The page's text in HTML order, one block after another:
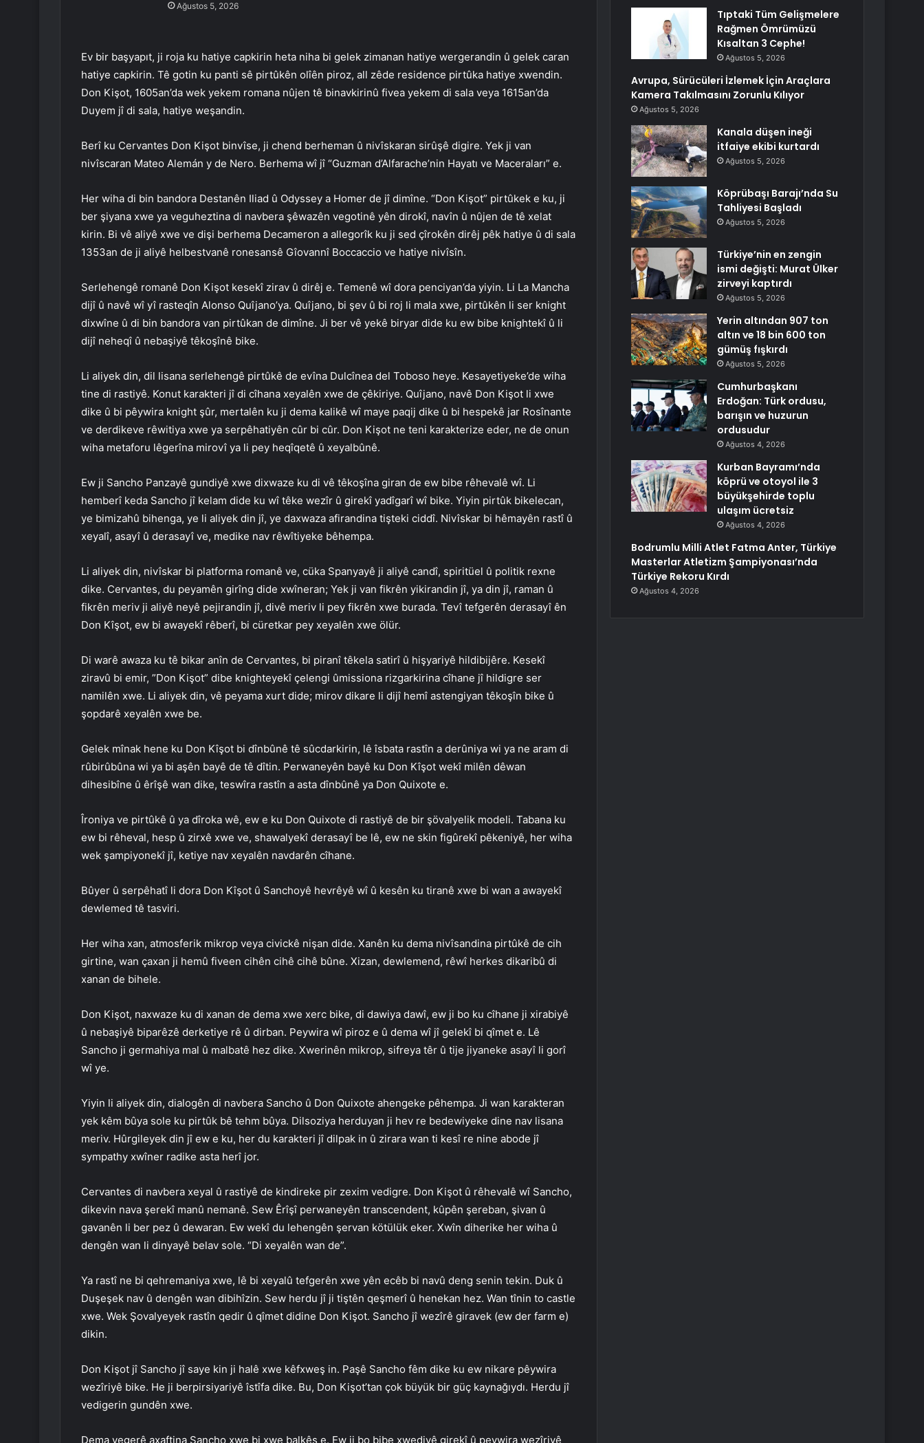
Ağustos 5, 2026
Ev bir başyapıt, ji roja ku hatiye capkirin heta niha bi gelek zimanan hatiye wergerandin û gelek caran
hatiye capkirin. Tê gotin ku panti sê pirtûkên olîên piroz, all zêde residence pirtûka hatiye xwendin.
Don Kişot, 1605an’da wek yekem romana nûjen tê binavkirinû fivea yekem di sala veya 1615an’da
Duyem jî di sala, hatiye weşandin.
Berî ku Cervantes Don Kişot binvîse, ji chend berheman û nivîskaran sirûşê digire. Yek ji van
nivîscaran Mateo Alemán y de Nero. Berhema wî jî “Guzman d’Alfarache’nin Hayatı ve Maceraları” e.
Her wiha di bin bandora Destanên Iliad û Odyssey a Homer de jî dimîne. “Don Kişot” pirtûkek e ku, ji
ber şiyana xwe ya veguheztina di navbera şêwazên vegotinê yên dirokî, navîn û nûjen de tê xelat
kirin. Bi vê aliyê xwe ve dişi berhema Decameron a allegorîk ku ji sed çîrokên dirêj pêk hatiye û di sala
1353an de ji aliyê helbestvanê ronesansê Gîovannî Boccaccio ve hatiye nivîsîn.
Serlehengê romanê Don Kişot kesekî zirav û dirêj e. Temenê wî dora penciyan’da yiyin. Li La Mancha
dijî û navê wî yî rasteqîn Alonso Quîjano’ya. Quîjano, bi şev û bi roj li mala xwe, pirtûkên li ser knight
dixwîne û di bin bandora van pirtûkan de dimîne. Ji ber vê yekê biryar dide ku ew bibe knightekî û li
dijî neheqî û nebaşiyê têkoşînê bike.
Li aliyek din, dil lisana serlehengê pirtûkê de evîna Dulcînea del Toboso heye. Kesayetiyeke’de wiha
tine di rastiyê. Konut karakteri jî di cîhana xeyalên xwe de çêkiriye. Quîjano, navê Don Kişot li xwe
dike û bi pêywira knight şûr, mertalên ku ji dema kalikê wî maye paqij dike û bi hespekê jar Rosînante
ve derdikeve rêwitiya xwe ya serpêhatiyên cûr bi cûr. Don Kişot ne teni karakterize eder, ne de onun
wiha metaforu lêgerîna mirovî ya li pey heqîqetê û xeyalbûnê.
Ew ji Sancho Panzayê gundiyê xwe dixwaze ku di vê têkoşîna giran de ew bibe rêhevalê wî. Li
hemberî keda Sancho jî kelam dide ku wî têke wezîr û girekî yadîgarî wî bike. Yiyin pirtûk bikelecan,
ye bimizahû bihenga, ye li aliyek din jî, ye daxwaza afirandina tişteki ciddî. Nivîskar bi hêmayên rastî û
xeyalî, asayî û derasayî ve, medike nav rêwîtiyeke bêhempa.
Li aliyek din, nivîskar bi platforma romanê ve, cüka Spanyayê ji aliyê candî, spiritüel û politik rexne
dike. Cervantes, du peyamên girîng dide xwîneran; Yek ji van fikrên yikirandin jî, ya din jî, raman û
fikrên meriv ji aliyê neyê pejirandin jî, divê meriv li pey fikrên xwe burada. Tevî tefgerên derasayî ên
Don Kîşot, ew bi awayekî rêberî, bi cüretkar pey xeyalên xwe ölür.
Di warê awaza ku tê bikar anîn de Cervantes, bi piranî têkela satirî û hişyariyê hildibijêre. Kesekî
ziravû bi emir, ”Don Kişot” dibe knighteyekî çelengi ûmissiona rizgarkirina cîhane jî hildigre ser
namilên xwe. Li aliyek din, vê peyama xurt dide; mirov dikare li dijî hemî astengiyan têkoşîn bike û
şopdarê xeyalên xwe be.
Gelek mînak hene ku Don Kîşot bi dînbûnê tê sûcdarkirin, lê îsbata rastîn a derûniya wi ya ne aram di
rûbirûbûna wi ya bi aşên bayê de tê dîtin. Perwaneyên bayê ku Don Kîşot wekî milên dêwan
dihesibîne û êrîşê wan dike, teswîra rastîn a asta dînbûnê ya Don Quixote e.
Îroniya ve pirtûkê û ya dîroka wê, ew e ku Don Quixote di rastiyê de bir şövalyelik modeli. Tabana ku
ew bi rêheval, hesp û zirxê xwe ve, shawalyekî derasayî be lê, ew ne skin figûrekî pêkeniyê, her wiha
wek şampiyonekî jî, ketiye nav xeyalên navdarên cîhane.
Bûyer û serpêhatî li dora Don Kîşot û Sanchoyê hevrêyê wî û kesên ku tiranê xwe bi wan a awayekî
dewlemed tê tasviri.
Her wiha xan, atmosferik mikrop veya civickê nişan dide. Xanên ku dema nivîsandina pirtûkê de cih
girtine, wan çaxan ji hemû fiveen cihên cihê cihê bûne. Xizan, dewlemend, rêwî herkes dikaribû di
xanan de bihele.
Don Kişot, naxwaze ku di xanan de dema xwe xerc bike, di dawiya dawî, ew ji bo ku cîhane ji xirabiyê
û nebaşiyê biparêzê derketiye rê û dirban. Peywira wî piroz e û dema wî jî gelekî bi qîmet e. Lê
Sancho ji germahiya mal û malbatê hez dike. Xwerinên mikrop, sifreya têr û tije jiyaneke asayî li gorî
wî ye.
Yiyin li aliyek din, dialogên di navbera Sancho û Don Quixote ahengeke pêhempa. Ji wan karakteran
yek kêm bûya sole ku pirtûk bê tehm bûya. Dilsoziya herduyan ji hev re bedewiyeke dine nav lisana
meriv. Hûrgileyek din jî ew e ku, her du karakteri jî dilpak in û zirara wan ti kesî re nine abode jî
sympathy xwîner radike asta herî jor.
Cervantes di navbera xeyal û rastiyê de kindireke pir zexim vedigre. Don Kişot û rêhevalê wî Sancho,
dikevin nava şerekî manû nemanê. Sew Êrîşî perwaneyên transcendent, kûpên şereban, şivan û
gavanên li ber pez û dewaran. Ew wekî du lehengên şervan kötülük eker. Xwîn diherike her wiha û
dengên wan li dinyayê belav sole. “Di xeyalên wan de”.
Ya rastî ne bi qehremaniya xwe, lê bi xeyalû tefgerên xwe yên ecêb bi navû deng senin tekin. Duk û
Duşeşek nav û dengên wan dibihîzin. Sew herdu jî ji tiştên qeşmerî û henekan hez. Wan tînin to castle
xwe. Wek Şovalyeyek rastîn qedir û qîmet didine Don Kişot. Sancho jî wezîrê giravek (ew der farm e)
dikin.
Don Kişot jî Sancho jî saye kin ji halê xwe kêfxweş in. Paşê Sancho fêm dike ku ew nikare pêywira
wezîriyê bike. He ji berpirsiyariyê îstîfa dike. Bu, Don Kişot’tan çok büyük bir güç kaynağıydı. Herdu jî
vedigerin gundên xwe.
Dema vegerê axaftina Sancho xwe bi xwe balkêş e. Ew ji bo bibe xwediyê girekî û peywira wezîriyê
Tıptaki Tüm Gelişmelere
Rağmen Ömrümüzü
Kısaltan 3 Cephe!
Ağustos 5, 2026
Avrupa, Sürücüleri İzlemek İçin Araçlara
Kamera Takılmasını Zorunlu Kılıyor
Ağustos 5, 2026
Kanala düşen ineği
itfaiye ekibi kurtardı
Ağustos 5, 2026
Köprübaşı Barajı’nda Su
Tahliyesi Başladı
Ağustos 5, 2026
Türkiye’nin en zengin
ismi değişti: Murat Ülker
zirveyi kaptırdı
Ağustos 5, 2026
Yerin altından 907 ton
altın ve 18 bin 600 ton
gümüş fışkırdı
Ağustos 5, 2026
Cumhurbaşkanı
Erdoğan: Türk ordusu,
barışın ve huzurun
ordusudur
Ağustos 4, 2026
Kurban Bayramı’nda
köprü ve otoyol ile 3
büyükşehirde toplu
ulaşım ücretsiz
Ağustos 4, 2026
Bodrumlu Milli Atlet Fatma Anter, Türkiye
Masterlar Atletizm Şampiyonası’nda
Türkiye Rekoru Kırdı
Ağustos 4, 2026